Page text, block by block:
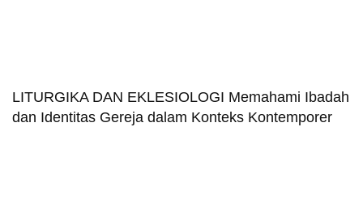
LITURGIKA DAN EKLESIOLOGI Memahami Ibadah
dan Identitas Gereja dalam Konteks Kontemporer